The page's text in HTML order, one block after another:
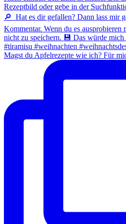
Magst du Apfelrezepte wie ich? Für